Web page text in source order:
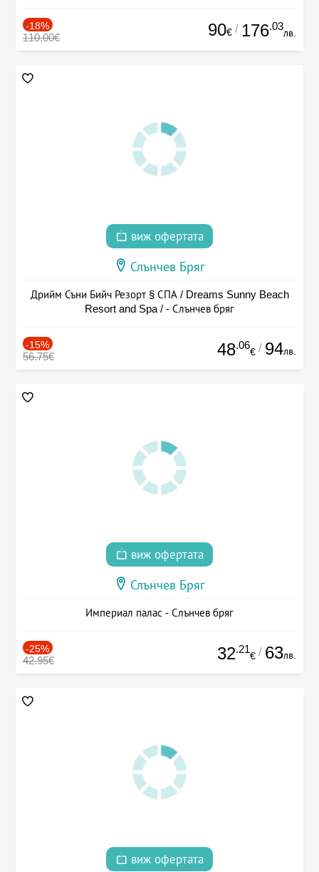
-18%
110.00€ 90€ / 176.03
лв.
виж офертата
Слънчев Бряг
Дрийм Съни Бийч Резорт § СПА / Dreams Sunny Beach
Resort and Spa / - Слънчев бряг
-15%
56.75€ 48.06
€ / 94лв.
виж офертата
Слънчев Бряг
Империал палас - Слънчев бряг
-25%
42.95€ 32.21
€ / 63лв.
виж офертата